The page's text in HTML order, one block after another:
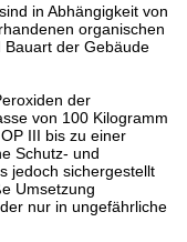
in Abhängigkeit von
organischen
Bauart der Gebäude
der
von 100 Kilogramm
III bis zu einer
Schutz- und
jedoch sichergestellt
Umsetzung
nur in ungefährliche